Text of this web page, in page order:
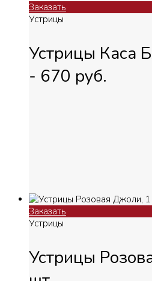
Заказать
Устрицы
Устрицы Каса
- 670 руб.
Заказать
Устрицы
Устрицы